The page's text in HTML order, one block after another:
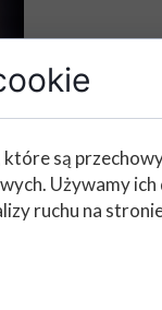
które są
Używamy ich
ruchu na